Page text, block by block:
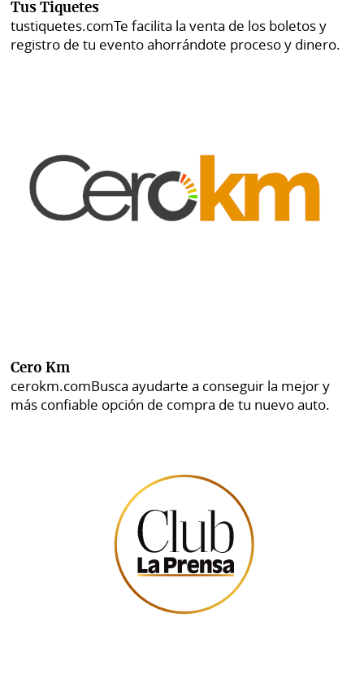
Tus Tiquetes
tustiquetes.comTe facilita la venta de los boletos y
registro de tu evento ahorrándote proceso y dinero.
Cero Km
cerokm.comBusca ayudarte a conseguir la mejor y
más confiable opción de compra de tu nuevo auto.